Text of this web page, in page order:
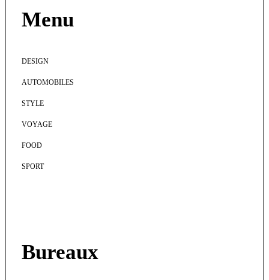
Menu
DESIGN
AUTOMOBILES
STYLE
VOYAGE
FOOD
SPORT
Bureaux